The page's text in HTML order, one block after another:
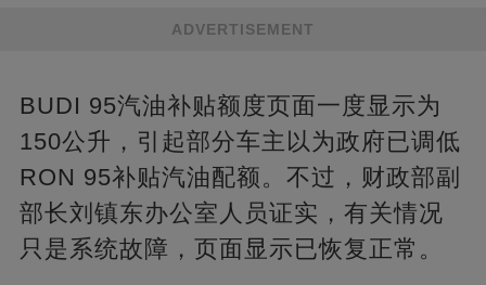
ADVERTISEMENT
BUDI 95汽油补贴额度页面一度显示为
150公升，引起部分车主以为政府已调低
RON 95补贴汽油配额。不过，财政部副
部长刘镇东办公室人员证实，有关情况
只是系统故障，页面显示已恢复正常。